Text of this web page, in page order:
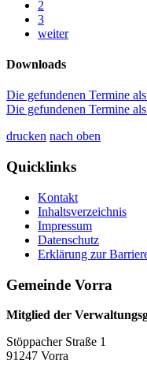
2
3
weiter
Downloads
Die gefundenen Termine
Die gefundenen Termine
drucken nach oben
Quicklinks
Kontakt
Inhaltsverzeichnis
Impressum
Datenschutz
Erklärung zur
Gemeinde Vorra
Mitglied der
Stöppacher Straße 1
91247 Vorra